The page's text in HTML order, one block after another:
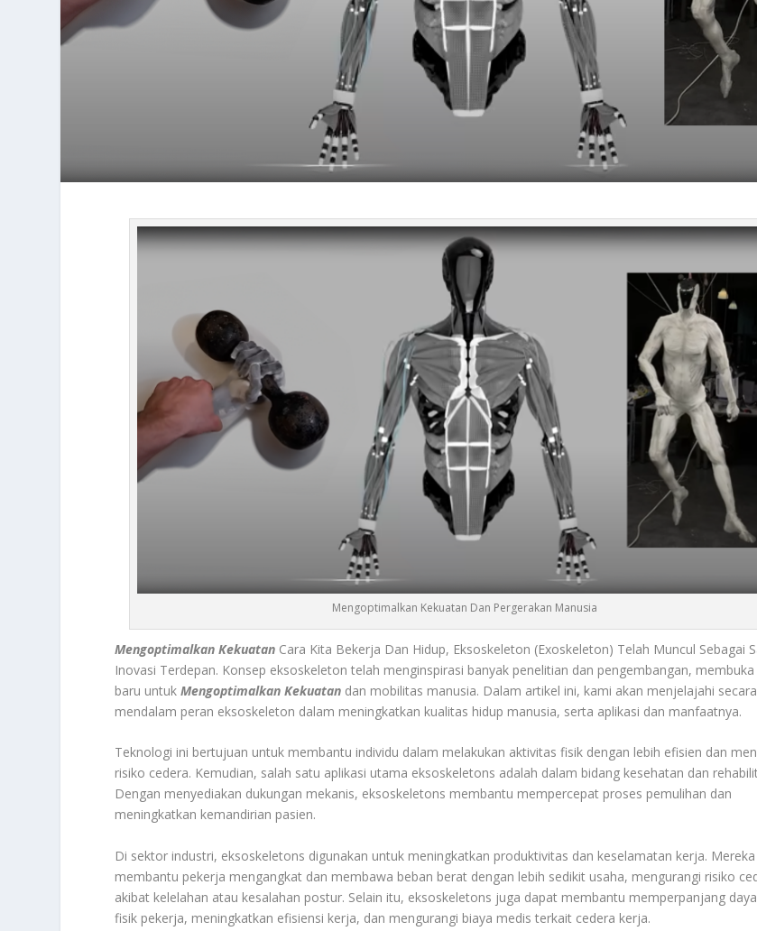
Mengoptimalkan Kekuatan Dan Pergerakan Manusia
Mengoptimalkan Kekuatan Cara Kita Bekerja Dan Hidup, Eksoskeleton (Exoskeleton) Telah Muncul Sebagai
Inovasi Terdepan. Konsep eksoskeleton telah menginspirasi banyak penelitian dan pengembangan,
baru untukMengoptimalkan Kekuatan dan mobilitas manusia. Dalam artikel ini, kami akan menjelajahi secara
mendalam peran eksoskeleton dalam meningkatkan kualitas hidup manusia, serta aplikasi dan manfaatnya.
Teknologi ini bertujuan untuk membantu individu dalam melakukan aktivitas fisik dengan lebih efisien dan
risiko cedera. Kemudian, salah satu aplikasi utama eksoskeletons adalah dalam bidang kesehatan dan
Dengan menyediakan dukungan mekanis, eksoskeletons membantu mempercepat proses pemulihan dan
meningkatkan kemandirian pasien.
Di sektor industri, eksoskeletons digunakan untuk meningkatkan produktivitas dan keselamatan kerja. Mereka
membantu pekerja mengangkat dan membawa beban berat dengan lebih sedikit usaha, mengurangi risiko
akibat kelelahan atau kesalahan postur. Selain itu, eksoskeletons juga dapat membantu memperpanjang
fisik pekerja, meningkatkan efisiensi kerja, dan mengurangi biaya medis terkait cedera kerja.